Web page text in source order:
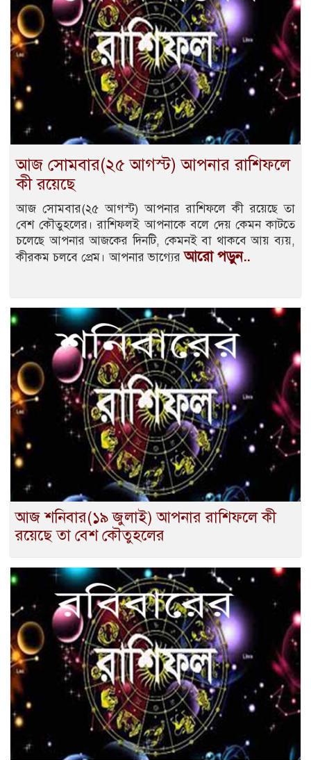
আজ সোমবার(২৫ আগস্ট) আপনার রাশিফলে
কী রয়েছে
আজ সোমবার(২৫ আগস্ট) আপনার রাশিফলে কী রয়েছে তা
বেশ কৌতুহলের। রাশিফলই আপনাকে বলে দেয় কেমন কাটতে
চলেছে আপনার আজকের দিনটি, কেমনই বা থাকবে আয় ব্যয়,
কীরকম চলবে প্রেম। আপনার ভাগ্যেরআরো পড়ুন..
আজ শনিবার(১৯ জুলাই) আপনার রাশিফলে কী
রয়েছে তা বেশ কৌতুহলের